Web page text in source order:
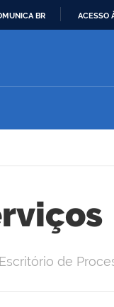
BR ACESSO
de